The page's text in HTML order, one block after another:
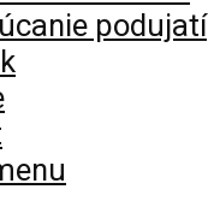
podujatí